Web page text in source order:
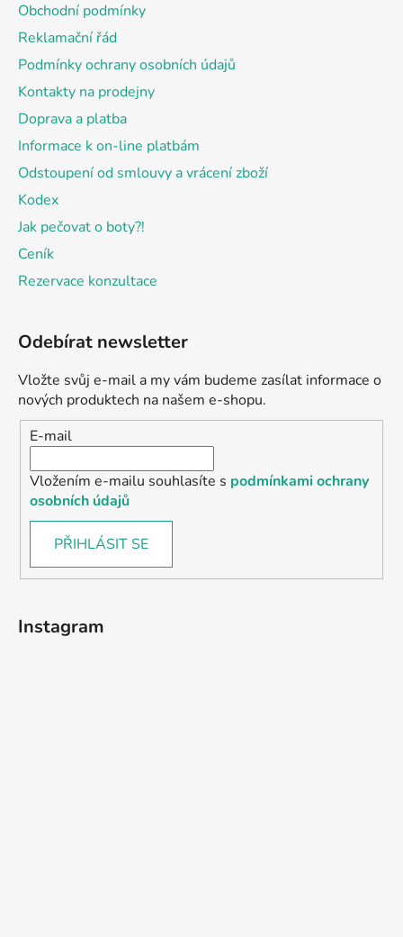
Obchodní podmínky
Reklamační řád
Podmínky ochrany osobních údajů
Kontakty na prodejny
Doprava a platba
Informace k on-line platbám
Odstoupení od smlouvy a vrácení zboží
Kodex
Jak pečovat o boty?!
Ceník
Rezervace konzultace
Odebírat newsletter
Vložte svůj e-mail a my vám budeme zasílat informace o
nových produktech na našem e-shopu.
E-mail
Vložením e-mailu souhlasíte s podmínkami ochrany
osobních údajů
PŘIHLÁSIT SE
Instagram